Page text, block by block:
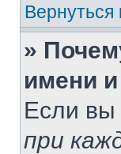
Вернуться
»
имени
Если вы
при